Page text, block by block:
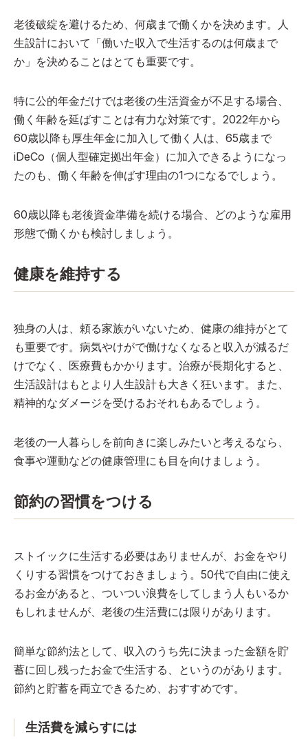
老後破綻を避けるため、何歳まで働くかを決めます。人
生設計において「働いた収入で生活するのは何歳まで
か」を決めることはとても重要です。
特に公的年金だけでは老後の生活資金が不足する場合、
働く年齢を延ばすことは有力な対策です。2022年から
60歳以降も厚生年金に加入して働く人は、65歳まで
iDeCo（個人型確定拠出年金）に加入できるようになっ
たのも、働く年齢を伸ばす理由の1つになるでしょう。
60歳以降も老後資金準備を続ける場合、どのような雇用
形態で働くかも検討しましょう。
健康を維持する
独身の人は、頼る家族がいないため、健康の維持がとて
も重要です。病気やけがで働けなくなると収入が減るだ
けでなく、医療費もかかります。治療が長期化すると、
生活設計はもとより人生設計も大きく狂います。また、
精神的なダメージを受けるおそれもあるでしょう。
老後の一人暮らしを前向きに楽しみたいと考えるなら、
食事や運動などの健康管理にも目を向けましょう。
節約の習慣をつける
ストイックに生活する必要はありませんが、お金をやり
くりする習慣をつけておきましょう。50代で自由に使え
るお金があると、ついつい浪費をしてしまう人もいるか
もしれませんが、老後の生活費には限りがあります。
簡単な節約法として、収入のうち先に決まった金額を貯
蓄に回し残ったお金で生活する、というのがあります。
節約と貯蓄を両立できるため、おすすめです。
生活費を減らすには